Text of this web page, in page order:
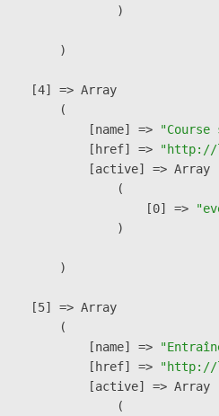
                )
        )
    [4] => Array
        (
            [name] =>
            [href] =>
"http://
            [active] => Array
                (
                    [0] =>
                )
        )
    [5] => Array
        (
            [name] =>
            [href] =>
"http://
            [active] => Array
                (